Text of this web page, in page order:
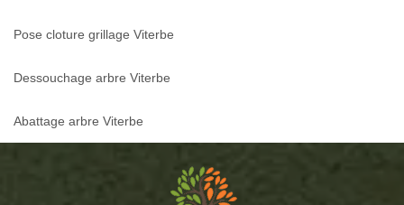
Pose cloture grillage Viterbe
Dessouchage arbre Viterbe
Abattage arbre Viterbe